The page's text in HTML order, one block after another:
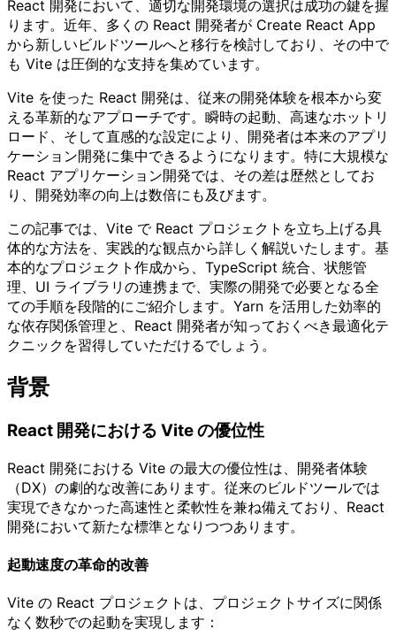
React 開発において、適切な開発環境の選択は成功の鍵を握
ります。近年、多くの React 開発者が Create React App
から新しいビルドツールへと移行を検討しており、その中で
も Vite は圧倒的な支持を集めています。
Vite を使った React 開発は、従来の開発体験を根本から変
える革新的なアプローチです。瞬時の起動、高速なホットリ
ロード、そして直感的な設定により、開発者は本来のアプリ
ケーション開発に集中できるようになります。特に大規模な
React アプリケーション開発では、その差は歴然としてお
り、開発効率の向上は数倍にも及びます。
この記事では、Vite で React プロジェクトを立ち上げる具
体的な方法を、実践的な観点から詳しく解説いたします。基
本的なプロジェクト作成から、TypeScript 統合、状態管
理、UI ライブラリの連携まで、実際の開発で必要となる全
ての手順を段階的にご紹介します。Yarn を活用した効率的
な依存関係管理と、React 開発者が知っておくべき最適化テ
クニックを習得していただけるでしょう。
背景
React 開発における Vite の優位性
React 開発における Vite の最大の優位性は、開発者体験
（DX）の劇的な改善にあります。従来のビルドツールでは
実現できなかった高速性と柔軟性を兼ね備えており、React
開発において新たな標準となりつつあります。
起動速度の革命的改善
Vite の React プロジェクトは、プロジェクトサイズに関係
なく数秒での起動を実現します：